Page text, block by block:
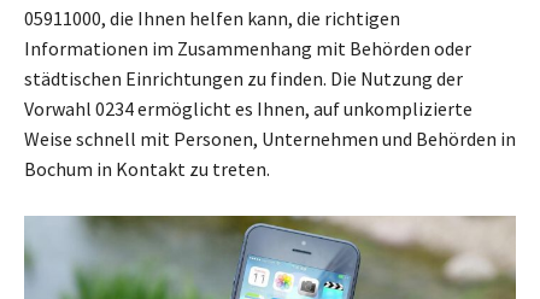
05911000, die Ihnen helfen kann, die richtigen
Informationen im Zusammenhang mit Behörden oder
städtischen Einrichtungen zu finden. Die Nutzung der
Vorwahl 0234 ermöglicht es Ihnen, auf unkomplizierte
Weise schnell mit Personen, Unternehmen und Behörden in
Bochum in Kontakt zu treten.